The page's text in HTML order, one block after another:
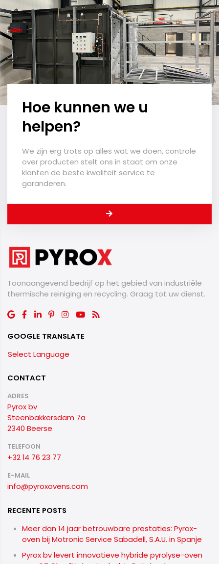
Hoe kunnen we u
helpen?
We zijn erg trots op alles wat we doen, controle
over producten stelt ons in staat om onze
klanten de beste kwaliteit service te
garanderen.
Toonaangevend bedrijf op het gebied van industriële
thermische reiniging en recycling. Graag tot uw dienst.
GOOGLE TRANSLATE
Select Language
CONTACT
ADRES
Pyrox bv
Steenbakkersdam 7a
2340 Beerse
TELEFOON
+32 14 76 23 77
E-MAIL
info@pyroxovens.com
RECENTE POSTS
Meer dan 14 jaar betrouwbare prestaties: Pyrox-
oven bij Motronic Service Sabadell, S.A.U. in Spanje
Pyrox bv levert innovatieve hybride pyrolyse-oven